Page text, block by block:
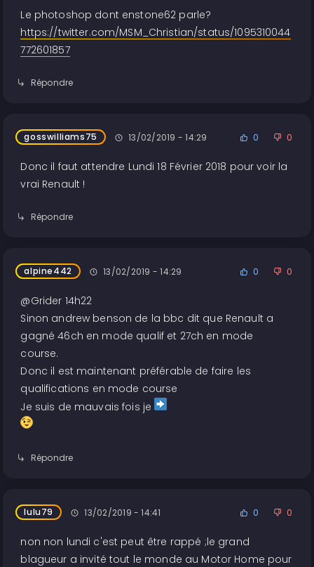
Le photoshop dont enstone62 parle?
https://twitter.com/MSM_Christian/status/1095310044
772601857
Répondre
gosswilliams75 13/02/2019 - 14:29 0 0
Donc il faut attendre Lundi 18 Février 2018 pour voir la
vrai Renault !
Répondre
alpine442 13/02/2019 - 14:29 0 0
@Grider 14h22
Sinon andrew benson de la bbc dit que Renault a
gagné 46ch en mode qualif et 27ch en mode
course.
Donc il est maintenant préférable de faire les
qualifications en mode course
Je suis de mauvais fois je
Répondre
lulu79 13/02/2019 - 14:41 0 0
non non lundi c'est peut être rappé ;le grand
blagueur a invité tout le monde au Motor Home pour